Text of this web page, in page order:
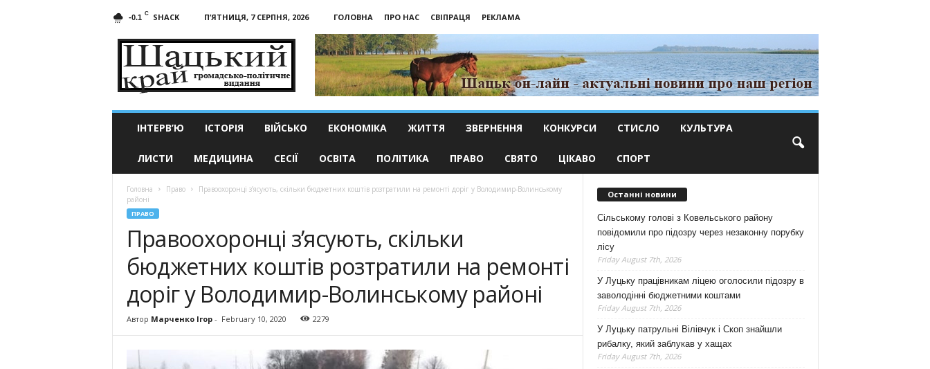
-0.1 C SHACK П’ЯТНИЦЯ, 7 СЕРПНЯ, 2026 ГОЛОВНА ПРО НАС СВІПРАЦЯ
РЕКЛАМА
край
ІНТЕРВ’Ю ІСТОРІЯ ВІЙСЬКО ЕКОНОМІКА ЖИТТЯ ЗВЕРНЕННЯ КОНКУРСИ СТИСЛО КУЛЬТУРА
ЛИСТИ МЕДИЦИНА СЕСІЇ ОСВІТА ПОЛІТИКА ПРАВО СВЯТО ЦІКАВО СПОРТ
Головна Право
Правоохоронці з’ясують, скільки бюджетних коштів розтратили на ремонті доріг у Володимир-Волинському
районі
ПРАВО
Правоохоронці з’ясують, скільки
бюджетних коштів розтратили на ремонті
доріг у Володимир-Волинському районі
Автор Марченко Ігор- February 10, 2020 2279
Останні новини
Сільському голові з Ковельського району
повідомили про підозру через незаконну порубку
лісу
Friday August 7th, 2026
У Луцьку працівникам ліцею оголосили підозру в
заволодінні бюджетними коштами
Friday August 7th, 2026
У Луцьку патрульні Вілівчук і Скоп знайшли
рибалку, який заблукав у хащах
Friday August 7th, 2026